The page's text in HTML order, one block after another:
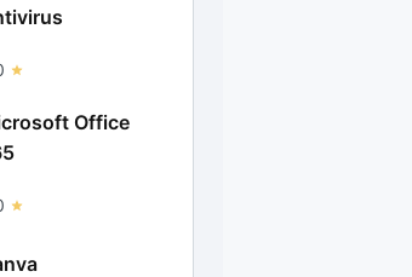
Office